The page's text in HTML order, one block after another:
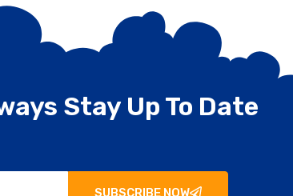
Stay Up To Date
SUBSCRIBE NOW